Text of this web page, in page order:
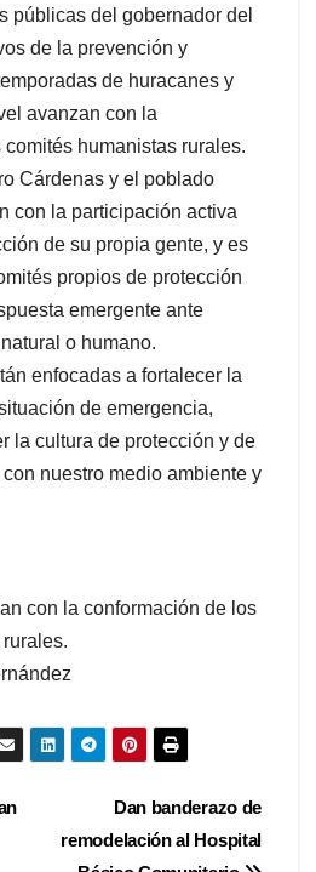
públicas del gobernador del
de la prevención y
de huracanes y
avanzan con la
humanistas rurales.
Cárdenas y el poblado
con la participación activa
de su propia gente, y es
propios de protección
emergente ante
o humano.
enfocadas a fortalecer la
de emergencia,
la cultura de protección y de
nuestro medio ambiente y
con la conformación de los
Dan banderazo de
remodelación al Hospital